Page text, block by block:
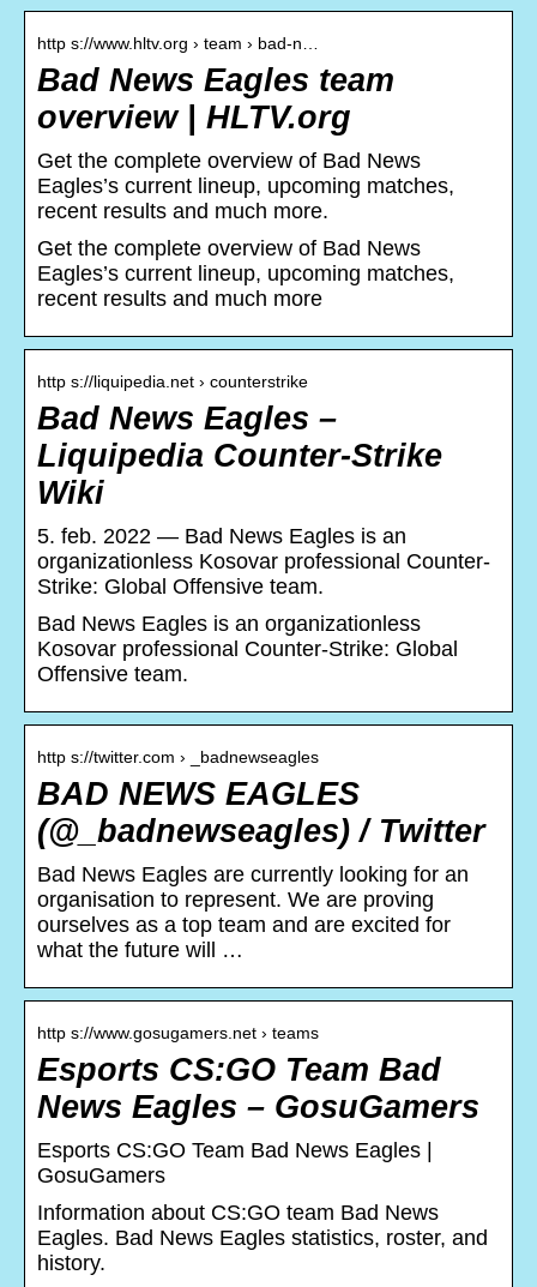
http s://www.hltv.org › team › bad-n…
Bad News Eagles team
overview | HLTV.org
Get the complete overview of Bad News
Eagles’s current lineup, upcoming matches,
recent results and much more.
Get the complete overview of Bad News
Eagles’s current lineup, upcoming matches,
recent results and much more
http s://liquipedia.net › counterstrike
Bad News Eagles –
Liquipedia Counter-Strike
Wiki
5. feb. 2022 — Bad News Eagles is an
organizationless Kosovar professional Counter-
Strike: Global Offensive team.
Bad News Eagles is an organizationless
Kosovar professional Counter-Strike: Global
Offensive team.
http s://twitter.com › _badnewseagles
BAD NEWS EAGLES
(@_badnewseagles) / Twitter
Bad News Eagles are currently looking for an
organisation to represent. We are proving
ourselves as a top team and are excited for
what the future will …
http s://www.gosugamers.net › teams
Esports CS:GO Team Bad
News Eagles – GosuGamers
Esports CS:GO Team Bad News Eagles |
GosuGamers
Information about CS:GO team Bad News
Eagles. Bad News Eagles statistics, roster, and
history.